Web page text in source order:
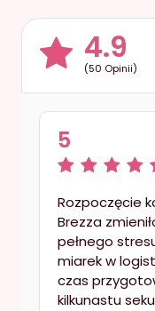
4.9
(50 Opinii)
5
Rozpoczęcie
Brezza
pełnego
miarek w
czas
kilkunastu